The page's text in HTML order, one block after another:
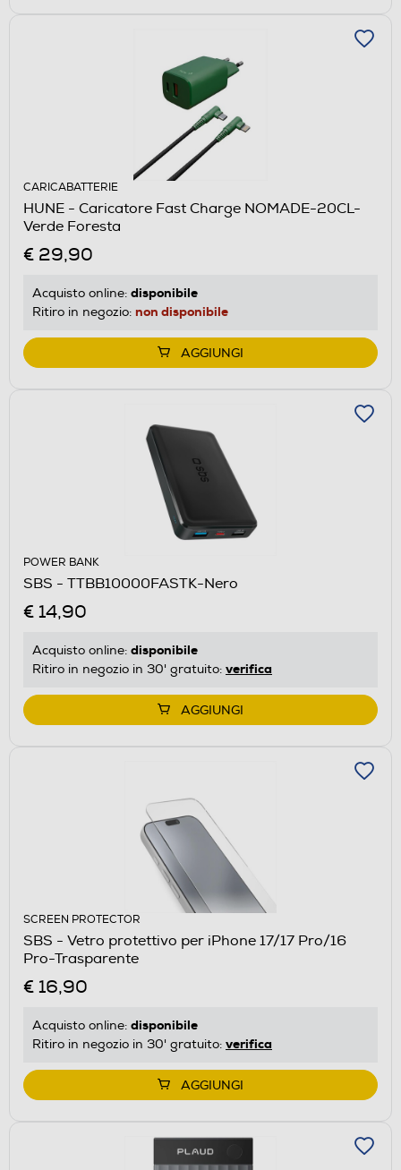
CARICABATTERIE
HUNE - Caricatore Fast Charge NOMADE-20CL-
Verde Foresta
€ 29,90
Acquisto online: disponibile
Ritiro in negozio: non disponibile
AGGIUNGI
POWER BANK
SBS - TTBB10000FASTK-Nero
€ 14,90
Acquisto online: disponibile
Ritiro in negozio in 30' gratuito: verifica
AGGIUNGI
SCREEN PROTECTOR
SBS - Vetro protettivo per iPhone 17/17 Pro/16
Pro-Trasparente
€ 16,90
Acquisto online: disponibile
Ritiro in negozio in 30' gratuito: verifica
AGGIUNGI